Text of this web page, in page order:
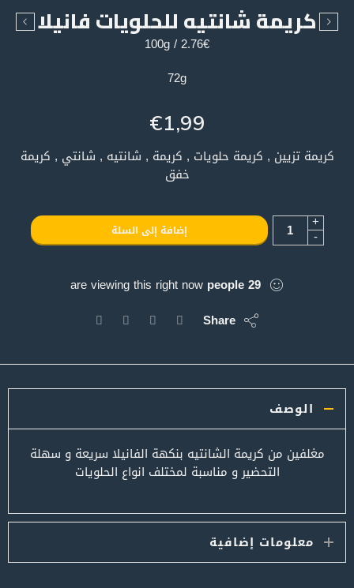
كريمة شانتيه للحلويات فانيلا
2.76€ / 100g
72g
€1,99
كريمة تزيين , كريمة حلويات , كريمة , شانتيه , شانتي , كريمة
خفق
+
- إضافة إلى السلة
29
people
are viewing this right now
Share
الوصف
مغلفين من كريمة الشانتيه بنكهة الفانيلا سريعة و سهلة
التحضير و مناسبة لمختلف انواع الحلويات
معلومات إضافية